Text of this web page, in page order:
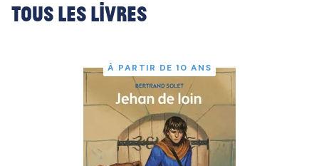
Tous les livres
À PARTIR DE 10 ANS